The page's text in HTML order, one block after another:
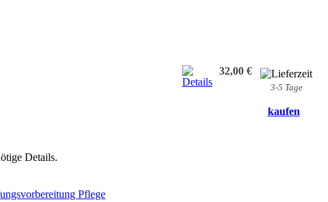
Details.
Pflege
32,00 €
3-5 Tage
kaufen